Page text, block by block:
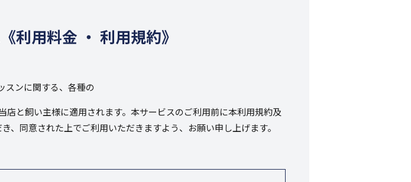
用料金 ・ 利用規約》
スンに関する、各種の
と飼い主様に適用されます。本サービスのご利用前に本利用規約及
、同意された上でご利用いただきますよう、お願い申し上げます。